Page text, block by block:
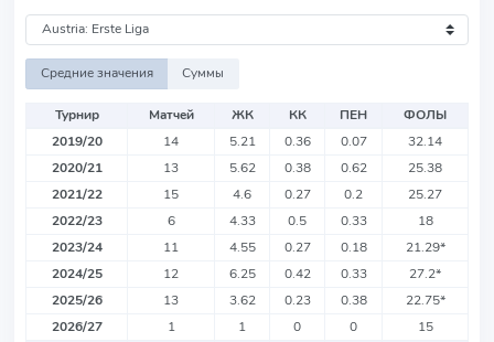
Средние значения Суммы
Турнир Матчей ЖК КК ПЕН
ФОЛЫ
2019/20
14 5.21 0.36 0.07
32.14
2020/21
13 5.62 0.38 0.62
25.38
2021/22
15 4.6 0.27 0.2
25.27
2022/23
6 4.33 0.5 0.33
18
2023/24
11 4.55 0.27 0.18 21.29*
2024/25
12 6.25 0.42 0.33 27.2*
2025/26
13 3.62 0.23 0.38 22.75*
2026/27
1 1 0 0
15